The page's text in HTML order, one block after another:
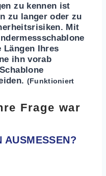
zu kennen ist
zu langer oder zu
Mit
Längen Ihres
ihn vorab
(Funktioniert
Frage war
AUSMESSEN?